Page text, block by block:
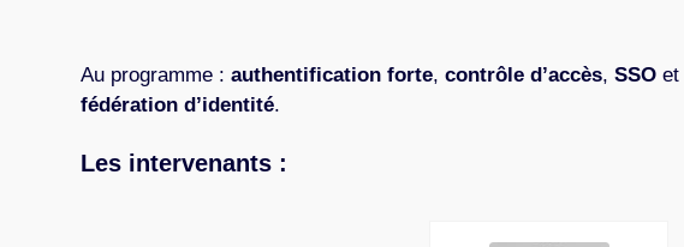
Au programme : authentification forte, contrôle d’accès, SSO et
fédération d’identité.
Les intervenants :